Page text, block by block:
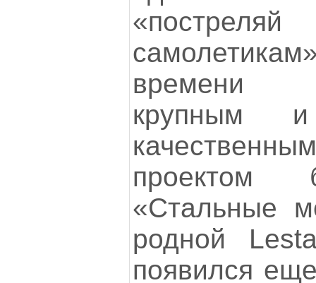
времени
крупным и
проектом
«Стальные
родной
появился